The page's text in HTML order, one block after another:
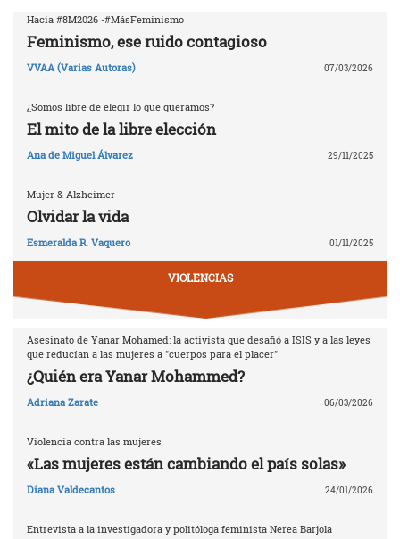
Hacia #8M2026 -#MásFeminismo
Feminismo, ese ruido contagioso
VVAA (Varias Autoras) 07/03/2026
¿Somos libre de elegir lo que queramos?
El mito de la libre elección
Ana de Miguel Álvarez 29/11/2025
Mujer & Alzheimer
Olvidar la vida
Esmeralda R. Vaquero 01/11/2025
VIOLENCIAS
Asesinato de Yanar Mohamed: la activista que desafió a ISIS y a las leyes
que reducían a las mujeres a "cuerpos para el placer"
¿Quién era Yanar Mohammed?
Adriana Zarate 06/03/2026
Violencia contra las mujeres
«Las mujeres están cambiando el país solas»
Diana Valdecantos 24/01/2026
Entrevista a la investigadora y politóloga feminista Nerea Barjola